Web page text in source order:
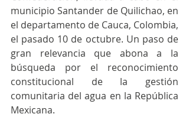
municipio Santander de Quilichao, en
el departamento de Cauca, Colombia,
el pasado 10 de octubre. Un paso de
gran relevancia que abona a la
búsqueda por el reconocimiento
constitucional de la gestión
comunitaria del agua en la República
Mexicana.